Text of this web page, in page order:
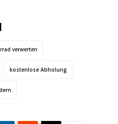
verwerten
kostenlose Abholung